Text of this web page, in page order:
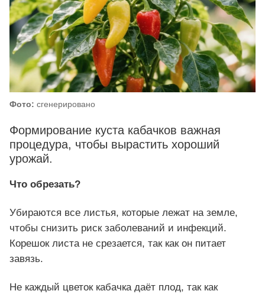
Фото: сгенерировано
Формирование куста кабачков важная
процедура, чтобы вырастить хороший
урожай.
Что обрезать?
Убираются все листья, которые лежат на земле,
чтобы снизить риск заболеваний и инфекций.
Корешок листа не срезается, так как он питает
завязь.
Не каждый цветок кабачка даёт плод, так как